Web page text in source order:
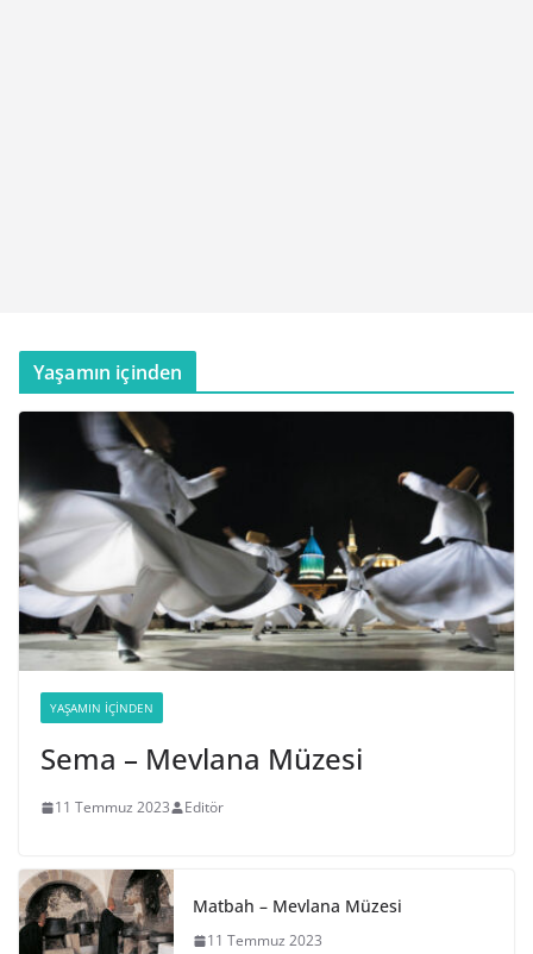
Yaşamın içinden
YAŞAMIN İÇINDEN
Sema – Mevlana Müzesi
11 Temmuz 2023 Editör
Matbah – Mevlana Müzesi
11 Temmuz 2023